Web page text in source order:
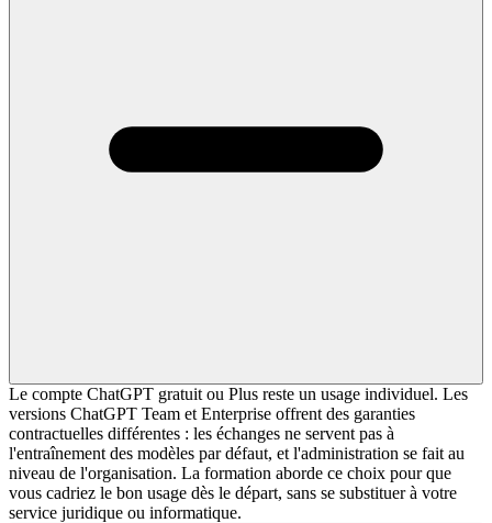
Le compte ChatGPT gratuit ou Plus reste un usage individuel. Les
versions ChatGPT Team et Enterprise offrent des garanties
contractuelles différentes : les échanges ne servent pas à
l'entraînement des modèles par défaut, et l'administration se fait au
niveau de l'organisation. La formation aborde ce choix pour que
vous cadriez le bon usage dès le départ, sans se substituer à votre
service juridique ou informatique.